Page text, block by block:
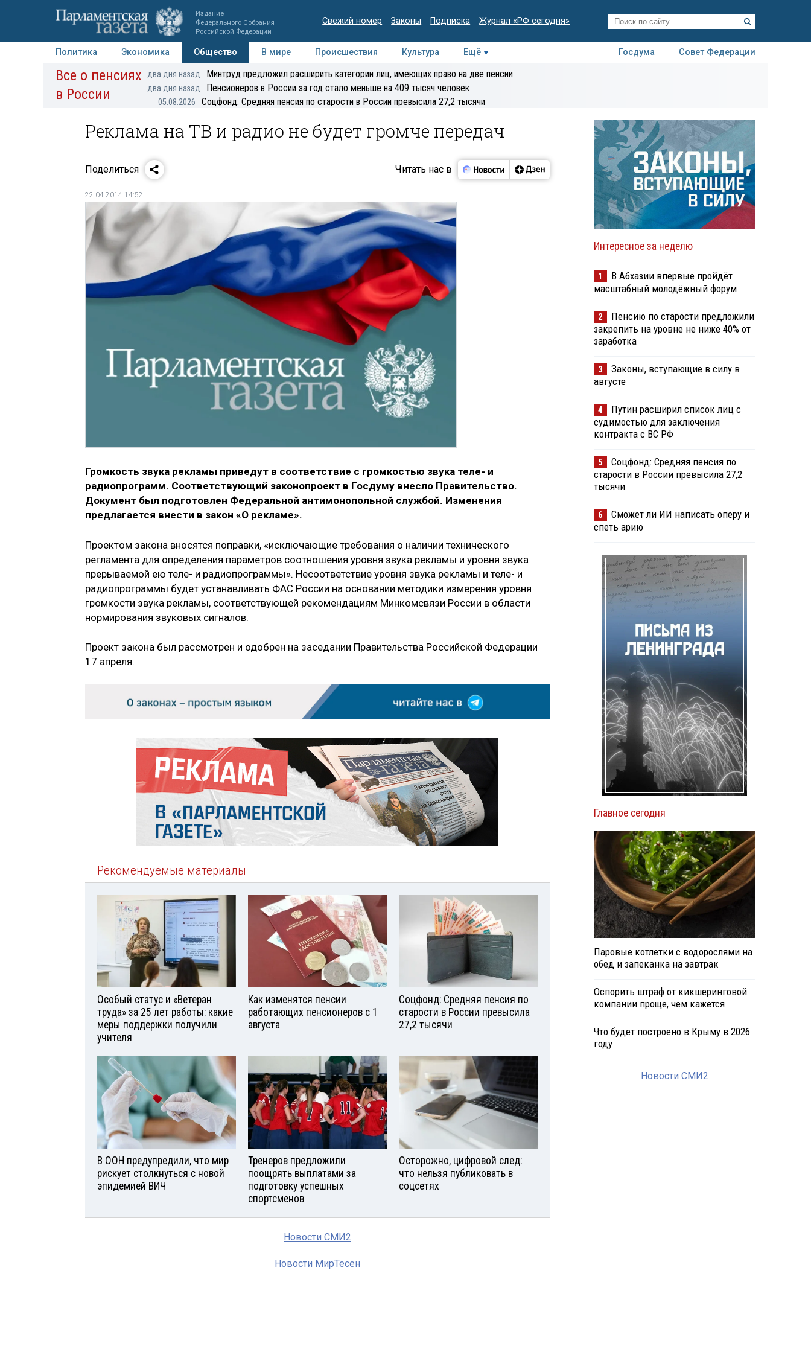
Издание
Федерального Собрания
Российской Федерации
Свежий номер Законы Подписка Журнал «РФ сегодня»
Политика Экономика Общество В мире Происшествия Культура Ещё Госдума
Совет Федерации
Авторы Персоны Мнения Регионы Медиацентр Интервью Колумнисты
Деловая
Все о пенсиях
в России
два дня назад Минтруд предложил расширить категории лиц, имеющих право на две пенсии
два дня назад Пенсионеров в России за год стало меньше на 409 тысяч человек
05.08.2026 Соцфонд: Средняя пенсия по старости в России превысила 27,2 тысячи
Реклама на ТВ и радио не будет громче передач
Поделиться Читать нас в
22.04.2014 14:52
Громкость звука рекламы приведут в соответствие с громкостью звука теле- и
радиопрограмм. Соответствующий законопроект в Госдуму внесло Правительство.
Документ был подготовлен Федеральной антимонопольной службой. Изменения
предлагается внести в закон «О рекламе».
Проектом закона вносятся поправки, «исключающие требования о наличии технического
регламента для определения параметров соотношения уровня звука рекламы и уровня звука
прерываемой ею теле- и радиопрограммы». Несоответствие уровня звука рекламы и теле- и
радиопрограммы будет устанавливать ФАС России на основании методики измерения уровня
громкости звука рекламы, соответствующей рекомендациям Минкомсвязи России в области
нормирования звуковых сигналов.
Проект закона был рассмотрен и одобрен на заседании Правительства Российской Федерации
17 апреля.
Рекомендуемые материалы
Особый статус и «Ветеран
труда» за 25 лет работы: какие
меры поддержки получили
учителя
Как изменятся пенсии
работающих пенсионеров с 1
августа
Соцфонд: Средняя пенсия по
старости в России превысила
27,2 тысячи
В ООН предупредили, что мир
рискует столкнуться с новой
эпидемией ВИЧ
Тренеров предложили
поощрять выплатами за
подготовку успешных
спортсменов
Осторожно, цифровой след:
что нельзя публиковать в
соцсетях
Новости СМИ2
Новости МирТесен
Интересное за неделю
1
В Абхазии впервые пройдёт
масштабный молодёжный форум
2
Пенсию по старости предложили
закрепить на уровне не ниже 40% от
заработка
3
Законы, вступающие в силу в
августе
4
Путин расширил список лиц с
судимостью для заключения
контракта с ВС РФ
5
Соцфонд: Средняя пенсия по
старости в России превысила 27,2
тысячи
6
Сможет ли ИИ написать оперу и
спеть арию
Главное сегодня
Паровые котлетки с водорослями на
обед и запеканка на завтрак
Оспорить штраф от кикшеринговой
компании проще, чем кажется
Что будет построено в Крыму в 2026
году
Новости СМИ2